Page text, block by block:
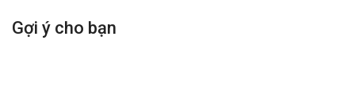
Gợi ý cho bạn